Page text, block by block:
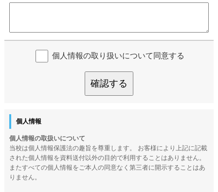
個人情報の取り扱いについて同意する
確認する
個人情報
個人情報の取扱いについて
当校は個人情報保護法の趣旨を尊重します。 お客様により上記に記載
された個人情報を資料送付以外の目的で利用することはありません。
またすべての個人情報をご本人の同意なく第三者に開示することはあ
りません。